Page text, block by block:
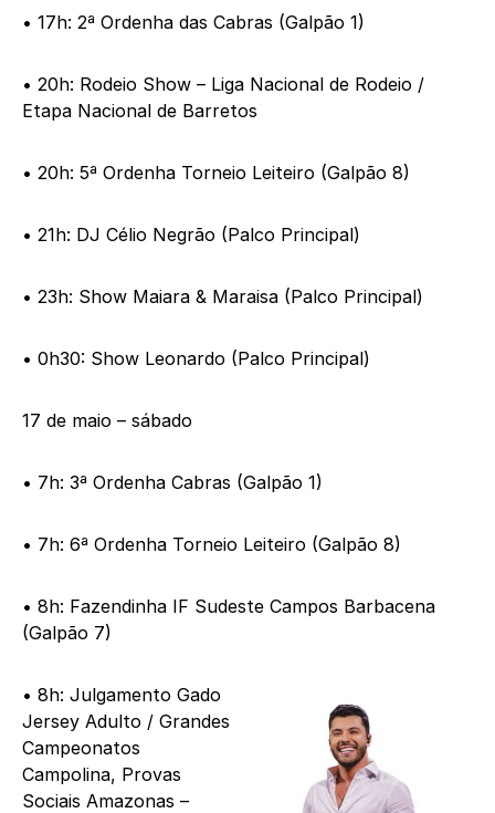
• 17h: 2ª Ordenha das Cabras (Galpão 1)
• 20h: Rodeio Show – Liga Nacional de Rodeio /
Etapa Nacional de Barretos
• 20h: 5ª Ordenha Torneio Leiteiro (Galpão 8)
• 21h: DJ Célio Negrão (Palco Principal)
• 23h: Show Maiara & Maraisa (Palco Principal)
• 0h30: Show Leonardo (Palco Principal)
17 de maio – sábado
• 7h: 3ª Ordenha Cabras (Galpão 1)
• 7h: 6ª Ordenha Torneio Leiteiro (Galpão 8)
• 8h: Fazendinha IF Sudeste Campos Barbacena
(Galpão 7)
• 8h: Julgamento Gado
Jersey Adulto / Grandes
Campeonatos
Campolina, Provas
Sociais Amazonas –